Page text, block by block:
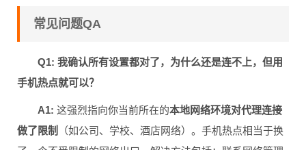
常见问题QA
Q1: 我确认所有设置都对了，为什么还是连不上，但用
手机热点就可以？
A1: 这强烈指向你当前所在的本地网络环境对代理连接
做了限制
（如公司、学校、酒店网络）。手机热点相当于换